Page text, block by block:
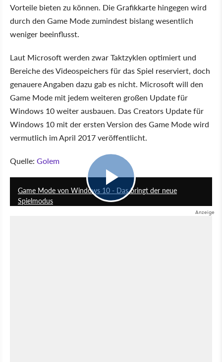
Vorteile bieten zu können. Die Grafikkarte hingegen wird
durch den Game Mode zumindest bislang wesentlich
weniger beeinflusst.
Laut Microsoft werden zwar Taktzyklen optimiert und
Bereiche des Videospeichers für das Spiel reserviert, doch
genauere Angaben dazu gab es nicht. Microsoft will den
Game Mode mit jedem weiteren großen Update für
Windows 10 weiter ausbauen. Das Creators Update für
Windows 10 mit der ersten Version des Game Mode wird
vermutlich im April 2017 veröffentlicht.
Quelle: Golem
Game Mode von Windows 10 - Das bringt der neue
Spielmodus